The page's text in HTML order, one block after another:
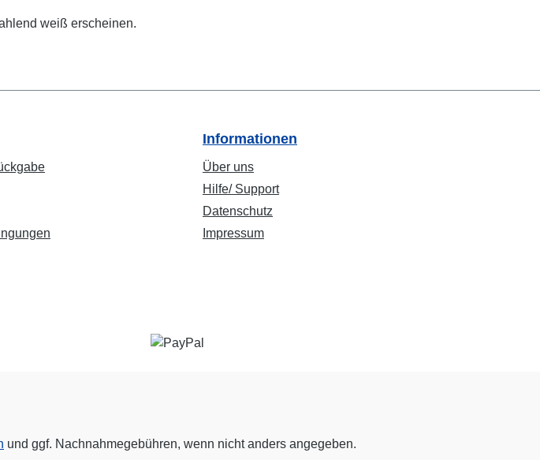
weiß erscheinen.
Informationen
Über uns
Hilfe/ Support
Datenschutz
Impressum
und ggf. Nachnahmegebühren, wenn nicht anders angegeben.